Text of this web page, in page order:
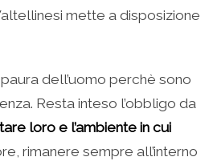
mette a disposizione
dell’uomo perchè sono
Resta inteso l’obbligo da
loro e l’ambiente in cui
rimanere sempre all’interno